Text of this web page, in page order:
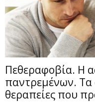
Πεθεραφοβία. Η
παντρεμένων.
θεραπείες που